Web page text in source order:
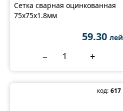
Сетка сварная оцинкованная
75x75x1.8мм
59.30 лей
− +
код: 617